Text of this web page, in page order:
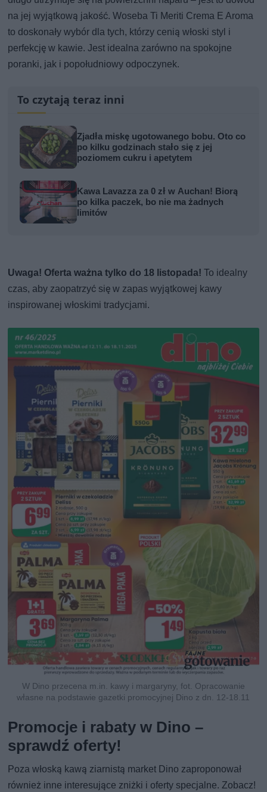
na jej wyjątkową jakość. Woseba Ti Meriti Crema E Aroma
to doskonały wybór dla tych, którzy cenią włoski styl i
perfekcję w kawie. Jest idealna zarówno na spokojne
poranki, jak i popołudniowy odpoczynek.
To czytają teraz inni
Zjadła miskę ugotowanego bobu. Oto co
po kilku godzinach stało się z jej
poziomem cukru i apetytem
Kawa Lavazza za 0 zł w Auchan! Biorą
po kilka paczek, bo nie ma żadnych
limitów
Uwaga! Oferta ważna tylko do 18 listopada!To idealny
czas, aby zaopatrzyć się w zapas wyjątkowej kawy
inspirowanej włoskimi tradycjami.
W Dino przecena m.in. kawy i margaryny, fot. Opracowanie
własne na podstawie gazetki promocyjnej Dino z dn. 12-18.11
Promocje i rabaty w Dino –
sprawdź oferty!
Poza włoską kawą ziarnistą market Dino zaproponował
również inne interesujące zniżki i oferty specjalne. Zobacz!